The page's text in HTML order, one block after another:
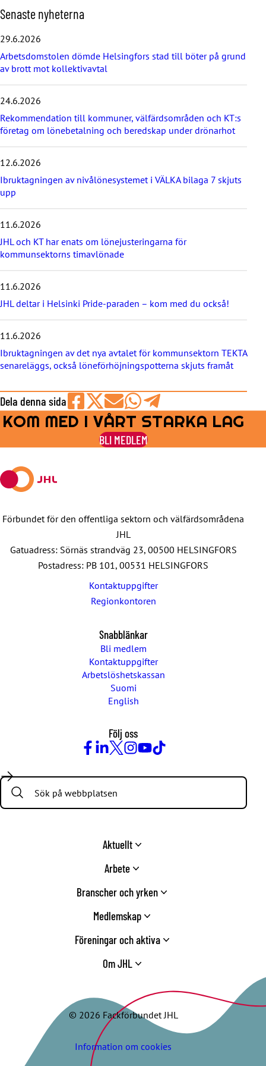
H
o
p
p
a
ö
v
r
d
e
n
a
s
e
n
y
h
e
t
e
n
a
Senaste nyheterna
29.6.2026
Arbetsdomstolen dömde Helsingfors stad till böter på grund
av brott mot kollektivavtal
24.6.2026
Rekommendation till kommuner, välfärdsområden och KT:s
företag om lönebetalning och beredskap under drönarhot
12.6.2026
Ibruktagningen av nivålönesystemet i VÄLKA bilaga 7 skjuts
upp
11.6.2026
JHL och KT har enats om lönejusteringarna för
kommunsektorns timavlönade
11.6.2026
JHL deltar i Helsinki Pride-paraden – kom med du också!
11.6.2026
Ibruktagningen av det nya avtalet för kommunsektorn TEKTA
senareläggs, också löneförhöjningspotterna skjuts framåt
Dela denna sida
Share
on
Facebook
Share
on
Share
by
E-
Share
on
WhatsApp
Share
on
Telegram
KOM MED I VÅRT STARKA LAG
BLI MEDLEM
Förbundet för den offentliga sektorn och välfärdsområdena
JHL
Gatuadress: Sörnäs strandväg 23, 00500 HELSINGFORS
Postadress: PB 101, 00531 HELSINGFORS
Kontaktuppgifter
Regionkontoren
Snabblänkar
Bli medlem
Kontaktuppgifter
Arbetslöshetskassan
Suomi
English
Följ oss
Search:
Aktuellt
Arbete
Branscher och yrken
Medlemskap
Föreningar och aktiva
Om JHL
© 2026 Fackförbundet JHL
Information om cookies